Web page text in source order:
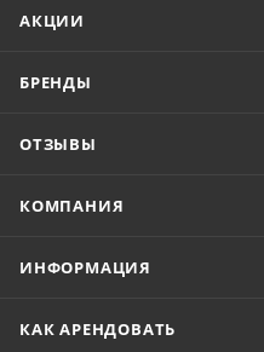
АКЦИИ
БРЕНДЫ
ОТЗЫВЫ
КОМПАНИЯ
ИНФОРМАЦИЯ
КАК АРЕНДОВАТЬ